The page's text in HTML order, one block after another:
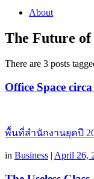
Skip
content
About
The Future
There are 3 posts
Office Space
พื้นที่สำนักงานยุคปี
in Business | April 26,